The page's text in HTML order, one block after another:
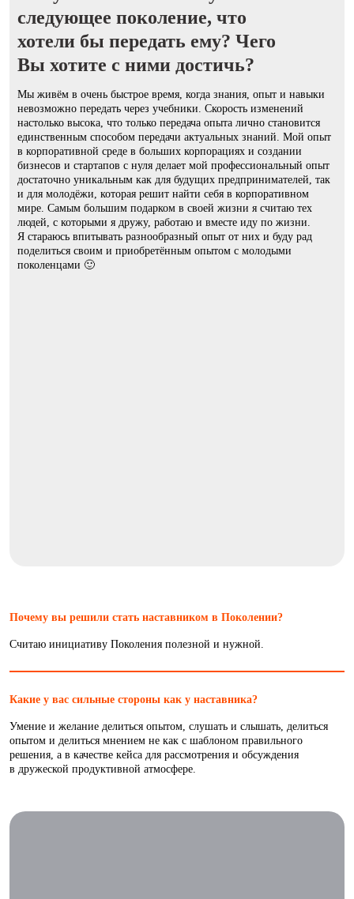
следующее поколение, что
хотели бы передать ему? Чего
Вы хотите с ними достичь?
Мы живём в очень быстрое время, когда знания, опыт и навыки
невозможно передать через учебники. Скорость изменений
настолько высока, что только передача опыта лично становится
единственным способом передачи актуальных знаний. Мой опыт
в корпоративной среде в больших корпорациях и создании
бизнесов и стартапов с нуля делает мой профессиональный опыт
достаточно уникальным как для будущих предпринимателей, так
и для молодёжи, которая решит найти себя в корпоративном
мире. Самым большим подарком в своей жизни я считаю тех
людей, с которыми я дружу, работаю и вместе иду по жизни.
Я стараюсь впитывать разнообразный опыт от них и буду рад
поделиться своим и приобретённым опытом с молодыми
поколенцами 🙂
Почему вы решили стать наставником в Поколении?
Считаю инициативу Поколения полезной и нужной.
Какие у вас сильные стороны как у наставника?
Умение и желание делиться опытом, слушать и слышать, делиться
опытом и делиться мнением не как с шаблоном правильного
решения, а в качестве кейса для рассмотрения и обсуждения
в дружеской продуктивной атмосфере.